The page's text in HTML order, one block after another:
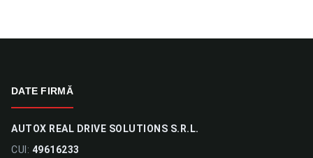
DATE FIRMĂ
AUTOX REAL DRIVE SOLUTIONS S.R.L.
CUI: 49616233